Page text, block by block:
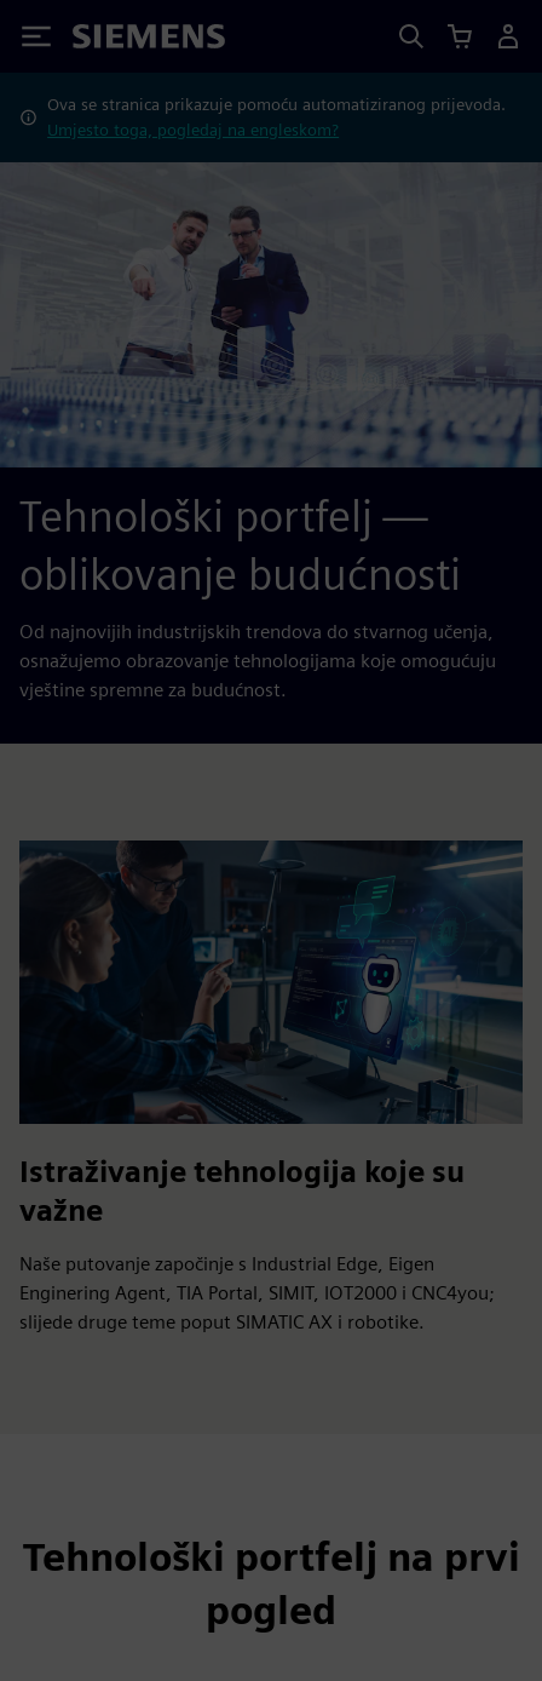
Siemens
Ova se stranica prikazuje pomoću automatiziranog prijevoda.
Umjesto toga, pogledaj na engleskom?
Tehnološki portfelj —
oblikovanje budućnosti
Od najnovijih industrijskih trendova do stvarnog učenja,
osnažujemo obrazovanje tehnologijama koje omogućuju
vještine spremne za budućnost.
Istraživanje tehnologija koje su
važne
Naše putovanje započinje s Industrial Edge, Eigen
Enginering Agent, TIA Portal, SIMIT, IOT2000 i CNC4you;
slijede druge teme poput SIMATIC AX i robotike.
Tehnološki portfelj na prvi
pogled